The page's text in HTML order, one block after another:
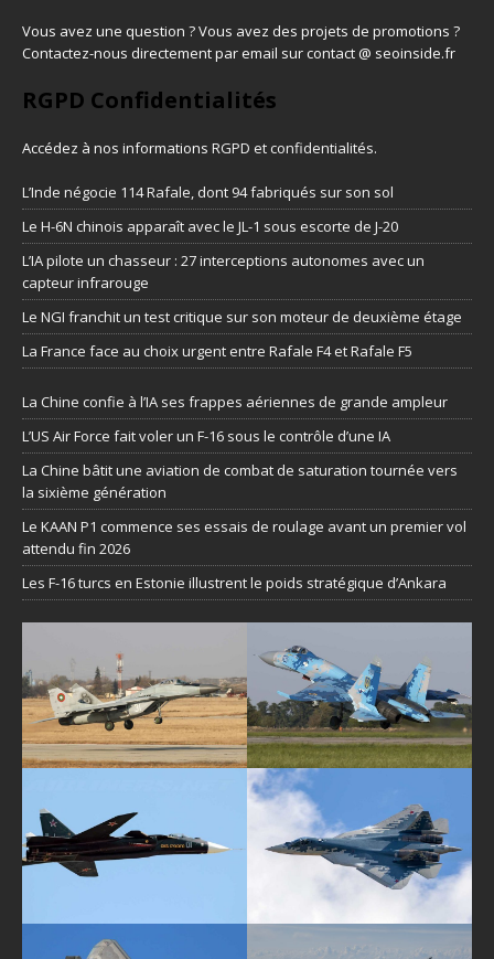
Vous avez une question ? Vous avez des projets de promotions ?
Contactez-nous directement par email sur contact @ seoinside.fr
RGPD Confidentialités
Accédez à nos informations RGPD et confidentialités.
L’Inde négocie 114 Rafale, dont 94 fabriqués sur son sol
Le H-6N chinois apparaît avec le JL-1 sous escorte de J-20
L’IA pilote un chasseur : 27 interceptions autonomes avec un
capteur infrarouge
Le NGI franchit un test critique sur son moteur de deuxième étage
La France face au choix urgent entre Rafale F4 et Rafale F5
La Chine confie à l’IA ses frappes aériennes de grande ampleur
L’US Air Force fait voler un F-16 sous le contrôle d’une IA
La Chine bâtit une aviation de combat de saturation tournée vers
la sixième génération
Le KAAN P1 commence ses essais de roulage avant un premier vol
attendu fin 2026
Les F-16 turcs en Estonie illustrent le poids stratégique d’Ankara